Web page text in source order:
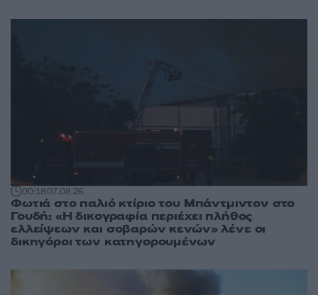
00:1807.08.26
Φωτιά στο παλιό κτίριο του Μπάντμιντον στο
Γουδή: «Η δικογραφία περιέχει πλήθος
ελλείψεων και σοβαρών κενών» λένε οι
δικηγόροι των κατηγορουμένων